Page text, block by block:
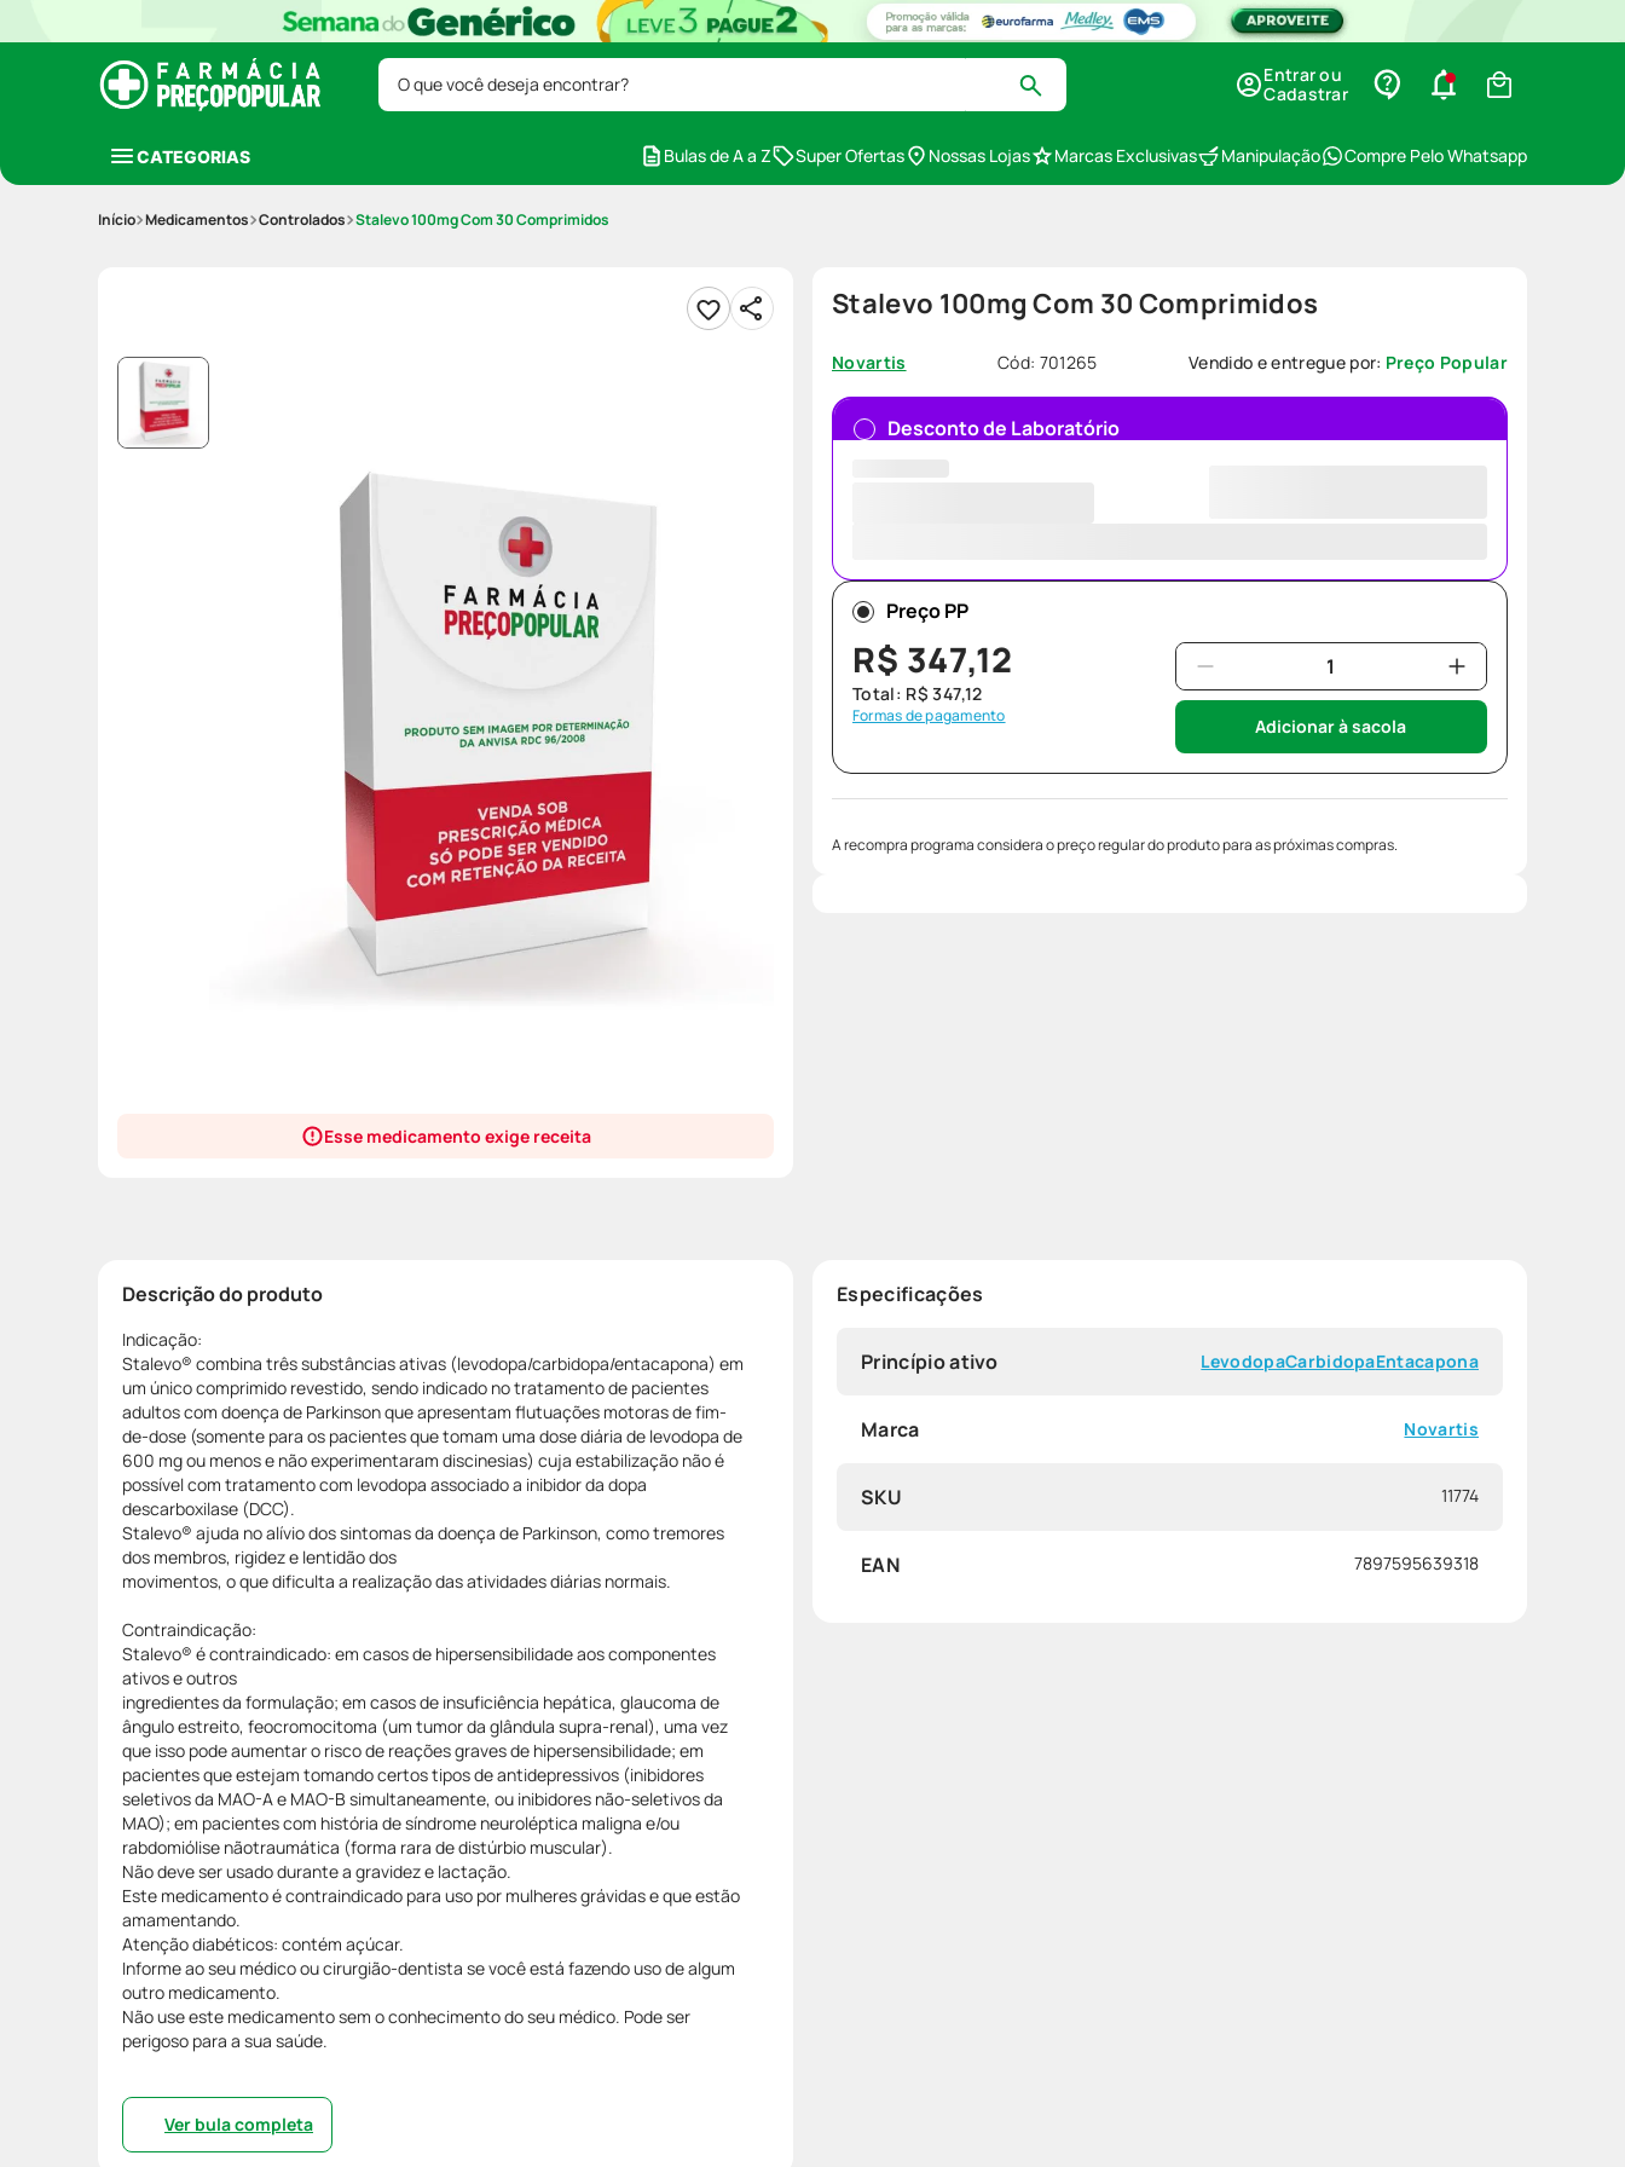
O que você deseja encontrar?
Entrar ou
Cadastrar
CATEGORIAS Bulas de A a Z Super Ofertas Nossas Lojas Marcas Exclusivas Manipulação Compre Pelo Whatsapp
Medicamentos Controlados Stalevo 100mg Com 30 Comprimidos
Esse medicamento exige receita
Stalevo 100mg Com 30 Comprimidos
Novartis Cód: 701265 Vendido e entregue por: Preço Popular
Desconto de Laboratório
Preço PP
R$ 347,12
Total: R$ 347,12
Formas de pagamento Adicionar à sacola
A recompra programa considera o preço regular do produto para as próximas compras.
Descrição do produto
Indicação:
Stalevo® combina três substâncias ativas (levodopa/carbidopa/entacapona) em
um único comprimido revestido, sendo indicado no tratamento de pacientes
adultos com doença de Parkinson que apresentam flutuações motoras de fim-
de-dose (somente para os pacientes que tomam uma dose diária de levodopa de
600 mg ou menos e não experimentaram discinesias) cuja estabilização não é
possível com tratamento com levodopa associado a inibidor da dopa
descarboxilase (DCC).
Stalevo® ajuda no alívio dos sintomas da doença de Parkinson, como tremores
dos membros, rigidez e lentidão dos
movimentos, o que dificulta a realização das atividades diárias normais.
Contraindicação:
Stalevo® é contraindicado: em casos de hipersensibilidade aos componentes
ativos e outros
ingredientes da formulação; em casos de insuficiência hepática, glaucoma de
ângulo estreito, feocromocitoma (um tumor da glândula supra-renal), uma vez
que isso pode aumentar o risco de reações graves de hipersensibilidade; em
pacientes que estejam tomando certos tipos de antidepressivos (inibidores
seletivos da MAO-A e MAO-B simultaneamente, ou inibidores não-seletivos da
MAO); em pacientes com história de síndrome neuroléptica maligna e/ou
rabdomiólise nãotraumática (forma rara de distúrbio muscular).
Não deve ser usado durante a gravidez e lactação.
Este medicamento é contraindicado para uso por mulheres grávidas e que estão
amamentando.
Atenção diabéticos: contém açúcar.
Informe ao seu médico ou cirurgião-dentista se você está fazendo uso de algum
outro medicamento.
Não use este medicamento sem o conhecimento do seu médico. Pode ser
perigoso para a sua saúde.
Ver bula completa
Especificações
Princípio ativo LevodopaCarbidopaEntacapona
Marca Novartis
SKU 11774
EAN 7897595639318